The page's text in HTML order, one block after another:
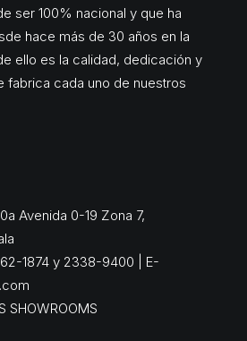
ser 100% nacional y que ha
hace más de 30 años en la
ello es la calidad, dedicación y
fabrica cada uno de nuestros
Avenida 0-19 Zona 7,
1874 y 2338-9400 | E-
SHOWROOMS